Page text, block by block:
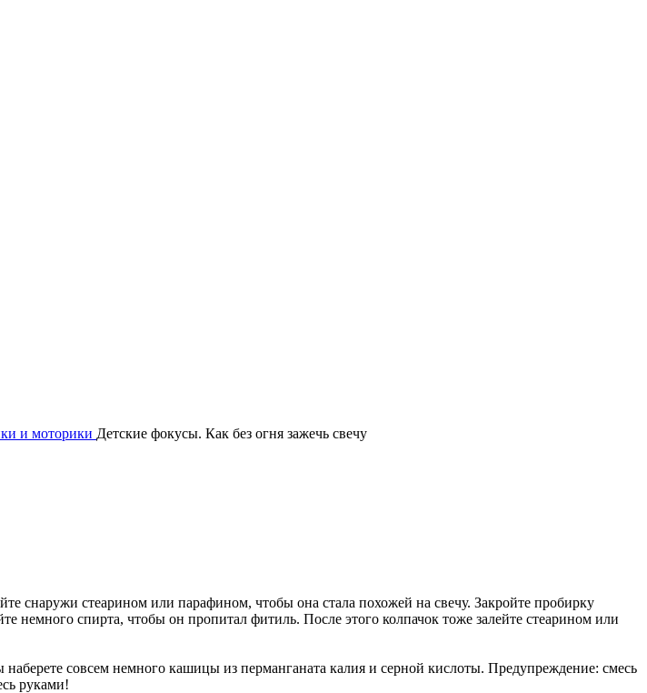
и моторики Детские фокусы. Как без огня зажечь свечу
снаружи стеарином или парафином, чтобы она стала похожей на свечу. Закройте пробирку
немного спирта, чтобы он пропитал фитиль. После этого колпачок тоже залейте стеарином или
совсем немного кашицы из перманганата калия и серной кислоты. Предупреждение: смесь
руками!